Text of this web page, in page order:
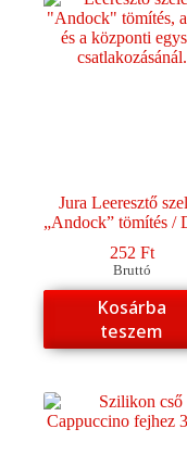
Jura Leeresztő
„Andock” tömítés /
252 Ft
Bruttó
Kosárba
teszem